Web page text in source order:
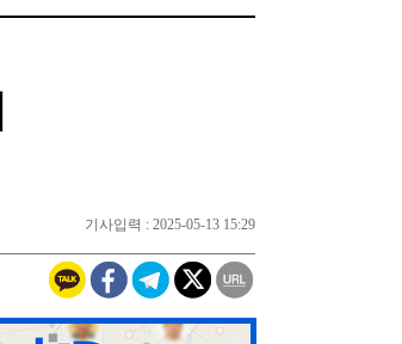
기사입력 : 2025-05-13 15:29